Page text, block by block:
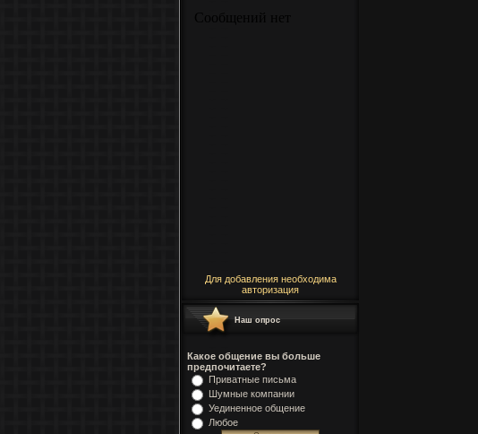
Для добавления необходима
авторизация
Наш опрос
Какое общение вы больше
предпочитаете?
Приватные письма
Шумные компании
Уединенное общение
Любое